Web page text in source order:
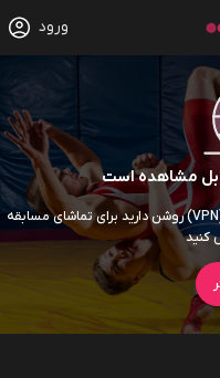
ورود
قابل مشاهده است
آی پی شما خارج از ایران است اگر فیلتر شکن (VPN) روشن دارید برای تماشای مسابقه
کنید